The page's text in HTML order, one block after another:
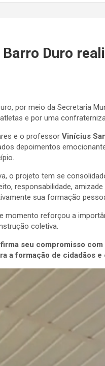
Duro
por meio da Secretaria
e por uma
e o professor Vinícius
depoimentos
o projeto tem se
responsabilidade,
sua formação
momento reforçou a
coletiva.
seu compromisso
a formação de cidadãos